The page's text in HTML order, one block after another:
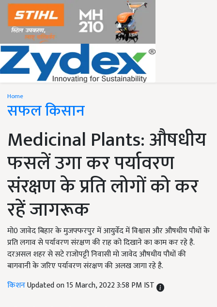
Home
सफल किसान
Medicinal Plants: औषधीय
फसलें उगा कर पर्यावरण
संरक्षण के प्रति लोगों को कर
रहें जागरूक
मो0 जावेद बिहार के मुजफ्फरपुर में आयुर्वेद में विश्वास और औषधीय पौधों के
प्रति लगाव से पर्यावरण संरक्षण की राह को दिखाने का काम कर रहे है.
दरअसल शहर से सटे राजोपट्टी निवासी मो जावेद औषधीय पौधों की
बागवानी के जरिए पर्यावरण संरक्षण की अलख जागा रहे है.
किशनUpdated on 15 March, 2022 3:58 PM IST